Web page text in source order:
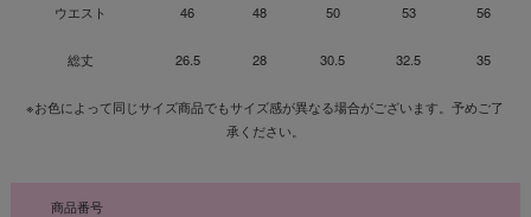
ウエスト 46 48 50 53 56
総丈 26.5 28 30.5 32.5 35
※お色によって同じサイズ商品でもサイズ感が異なる場合がございます。予めご了
承ください。
商品番号